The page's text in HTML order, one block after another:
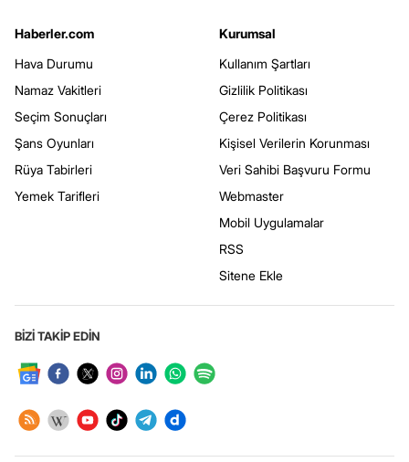
Haberler.com
Hava Durumu
Namaz Vakitleri
Seçim Sonuçları
Şans Oyunları
Rüya Tabirleri
Yemek Tarifleri
Kurumsal
Kullanım Şartları
Gizlilik Politikası
Çerez Politikası
Kişisel Verilerin Korunması
Veri Sahibi Başvuru Formu
Webmaster
Mobil Uygulamalar
RSS
Sitene Ekle
BİZİ TAKİP EDİN